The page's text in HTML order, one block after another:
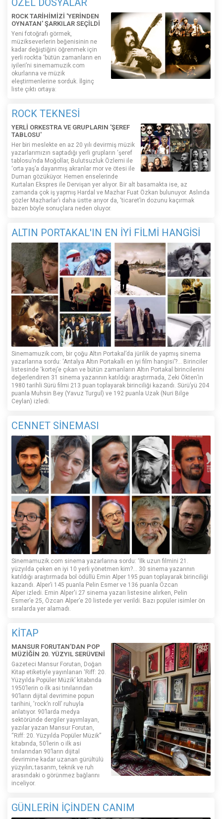
ÖZEL DOSYALAR
ROCK TARİHİMİZİ 'YERİNDEN
OYNATAN' ŞARKILAR SEÇİLDİ
Yeni fotoğrafı görmek,
müzikseverlerin beğenisinin ne
kadar değiştiğini öğrenmek için
yerli rockta ‘bütün zamanların en
iyileri’ni sinemamuzik.com
okurlarına ve müzik
eleştirmenlerine sorduk. İlginç
liste çıktı ortaya:
ROCK TEKNESİ
YERLİ ORKESTRA VE GRUPLARIN 'ŞEREF
TABLOSU'
Her biri meslekte en az 20 yılı devirmiş müzik
yazarlarımızın saptadığı yerli grupların ‘şeref
tablosu’nda Moğollar, Bulutsuzluk Özlemi ile
‘orta yaş’a dayanmış akranlar mor ve ötesi ile
Duman gözüküyor. Hemen enselerinde
Kurtalan Ekspres ile Dervişan yer alıyor. Bir alt basamakta ise, az
zamanda çok iş yapmış Hardal ve Mazhar Fuat Özkan bulunuyor. Aslında
gözler Mazharlar’ı daha üstte arıyor da, ‘ticaret’in dozunu kaçırmak
bazen böyle sonuçlara neden oluyor.
ALTIN PORTAKAL'IN EN İYİ FİLMİ HANGİSİ
Sinemamuzik.com, bir çoğu Altın Portakal’da jürilik de yapmış sinema
yazarlarına sordu: ‘Antalya Altın Portakallı en iyi film hangisi’?... Birinciler
listesinde ‘kortej’e çıkan ve bütün zamanların Altın Portakal birincilerini
değerlendiren 31 sinema yazarının katıldığı araştırmada, Zeki Ökten’in
1980 tarihli Sürü filmi 213 puan toplayarak birinciliği kazandı. Sürü’yü 204
puanla Muhsin Bey (Yavuz Turgul) ve 192 puanla Uzak (Nuri Bilge
Ceylan) izledi.
CENNET SİNEMASI
Sinemamuzik.com sinema yazarlarına sordu: ‘İlk uzun filmini 21.
yüzyılda çeken en iyi 10 yerli yönetmen kim?... 30 sinema yazarının
katıldığı araştırmada bol ödüllü Emin Alper 195 puan toplayarak birinciliği
kazandı. Alper’i 145 puanla Pelin Esmer ve 136 puanla Özcan
Alper izledi. Emin Alper'i 27 sinema yazarı listesine alırken, Pelin
Esmer’e 25, Özcan Alper’e 20 listede yer verildi. Bazı popüler isimler ön
sıralarda yer alamadı.
KİTAP
MANSUR FORUTAN'DAN POP
MÜZİĞİN 20. YÜZYIL SERÜVENİ
Gazeteci Mansur Forutan, Doğan
Kitap etiketiyle yayınlanan ‘Riff: 20.
Yüzyılda Popüler Müzik’ kitabında
1950’lerin o ilk asi tınılarından
90’ların dijital devrimine popun
tarihini, 'rock’n roll’ ruhuyla
anlatıyor. 90’larda medya
sektöründe dergiler yayımlayan,
yazılar yazan Mansur Forutan,
“Riff: 20. Yüzyılda Popüler Müzik”
kitabında, 50’lerin o ilk asi
tınılarından 90’ların dijital
devrimine kadar uzanan gürültülü
yüzyılın; tasarım, teknik ve ruh
arasındaki o görünmez bağlarını
inceliyor.
GÜNLERİN İÇİNDEN CANIM